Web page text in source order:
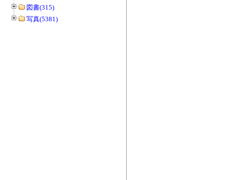
図書(315)
写真(5381)